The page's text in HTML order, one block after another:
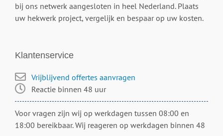
bij ons netwerk aangesloten in heel Nederland. Plaats
uw hekwerk project, vergelijk en bespaar op uw kosten.
Klantenservice
Vrijblijvend offertes aanvragen
Reactie binnen 48 uur
Voor vragen zijn wij op werkdagen tussen 08:00 en
18:00 bereikbaar. Wij reageren op werkdagen binnen 48